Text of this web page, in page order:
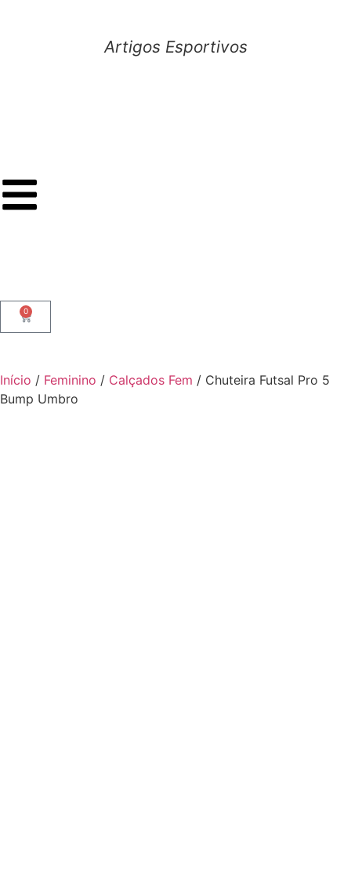
Artigos Esportivos
0
Início / Feminino / Calçados Fem / Chuteira Futsal Pro 5
Bump Umbro